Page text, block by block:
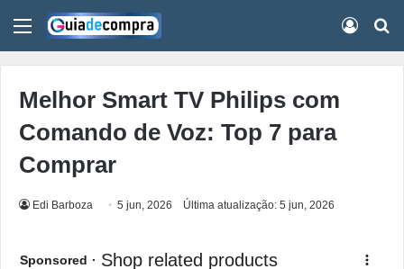
Menu
Melhor Smart TV Philips com
Comando de Voz: Top 7 para
Comprar
Edi Barboza 5 jun, 2026 Última atualização: 5 jun, 2026